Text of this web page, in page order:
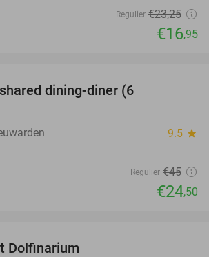
Regulier €23,25
€16,95
dining-diner (6
9.5 star
Regulier €45
€24,50
Dolfinarium